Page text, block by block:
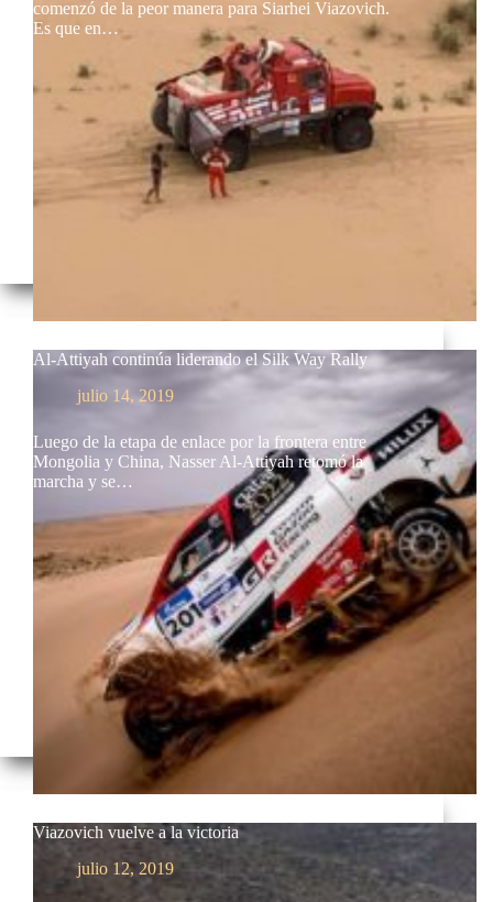
comenzó de la peor manera para Siarhei Viazovich.
Es que en…
Al-Attiyah continúa liderando el Silk Way Rally
julio 14, 2019
Luego de la etapa de enlace por la frontera entre
Mongolia y China, Nasser Al-Attiyah retomó la
marcha y se…
Viazovich vuelve a la victoria
julio 12, 2019